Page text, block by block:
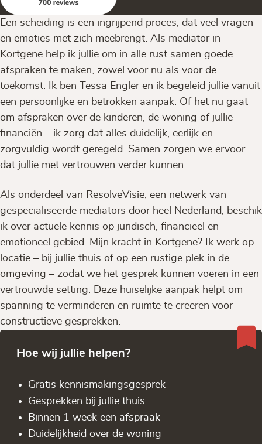
Een scheiding is een ingrijpend proces, dat veel vragen
en emoties met zich meebrengt. Als mediator in
Kortgene help ik jullie om in alle rust samen goede
afspraken te maken, zowel voor nu als voor de
toekomst. Ik ben Tessa Engler en ik begeleid jullie vanuit
een persoonlijke en betrokken aanpak. Of het nu gaat
om afspraken over de kinderen, de woning of jullie
financiën – ik zorg dat alles duidelijk, eerlijk en
zorgvuldig wordt geregeld. Samen zorgen we ervoor
dat jullie met vertrouwen verder kunnen.
Als onderdeel van ResolveVisie, een netwerk van
gespecialiseerde mediators door heel Nederland, beschik
ik over actuele kennis op juridisch, financieel en
emotioneel gebied. Mijn kracht in Kortgene? Ik werk op
locatie – bij jullie thuis of op een rustige plek in de
omgeving – zodat we het gesprek kunnen voeren in een
vertrouwde setting. Deze huiselijke aanpak helpt om
spanning te verminderen en ruimte te creëren voor
constructieve gesprekken.
Hoe wij jullie helpen?
Gratis kennis­makingsgesprek
Gesprekken bij jullie thuis
Binnen 1 week een afspraak
Duidelijkheid over de woning